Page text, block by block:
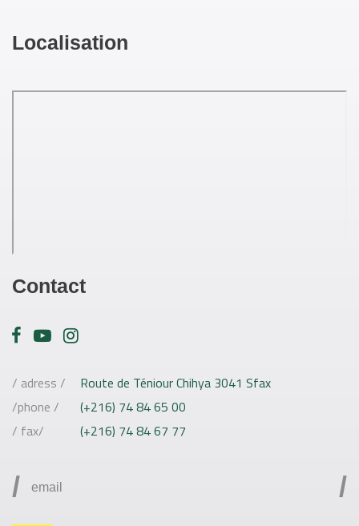
Localisation
Contact
/ adress /
Route de Téniour Chihya 3041 Sfax
/phone /
(+216) 74 84 65 00
/ fax/
(+216) 74 84 67 77
/ /